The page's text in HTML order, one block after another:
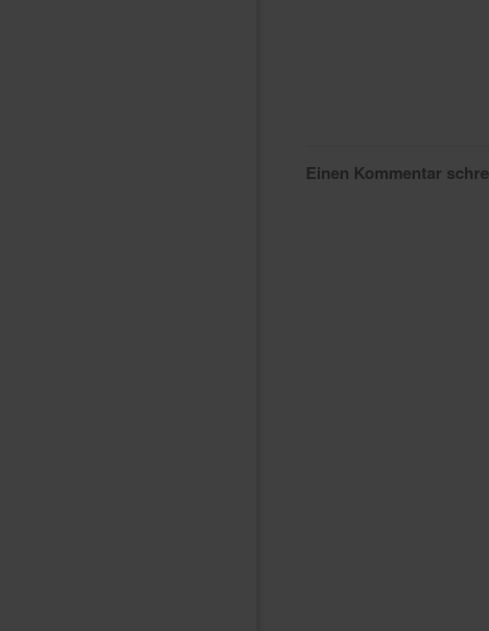
Einen Kommentar